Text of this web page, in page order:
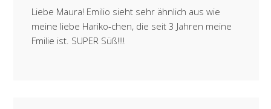
Liebe Maura! Emilio sieht sehr ähnlich aus wie
meine liebe Hariko-chen, die seit 3 Jahren meine
Fmilie ist. SUPER Süß!!!!